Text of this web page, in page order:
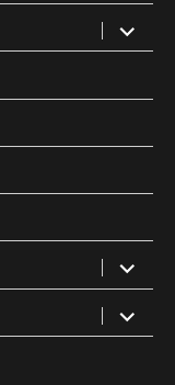
öffnen
öffnen
öffnen